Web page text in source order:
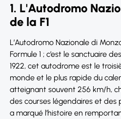
1. L'Autodromo
de la F1
L’Autodromo Nazionale di
Formule 1 ; c’est le sanctuaire
1922, cet autodrome est le
monde et le plus rapide du
atteignant souvent 256 km/h,
des courses légendaires et des
a marqué l’histoire en